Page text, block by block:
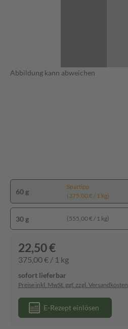
Abbildung kann abweichen
60 g
Spartipp
(375,00 € / 1 kg)
30 g (555,00 € / 1 kg)
22,50 €
375,00 € / 1 kg
sofort lieferbar
Preise inkl. MwSt. ggf. zzgl. Versandkosten
E-Rezept einlösen